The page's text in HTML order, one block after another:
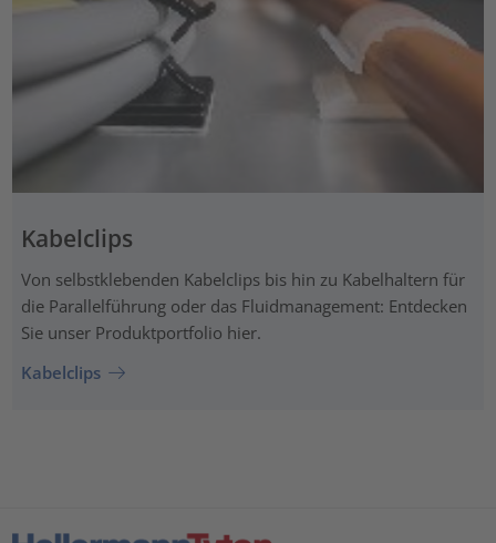
Kabelclips
Von selbstklebenden Kabelclips bis hin zu Kabelhaltern für
die Parallelführung oder das Fluidmanagement: Entdecken
Sie unser Produktportfolio hier.
Kabelclips